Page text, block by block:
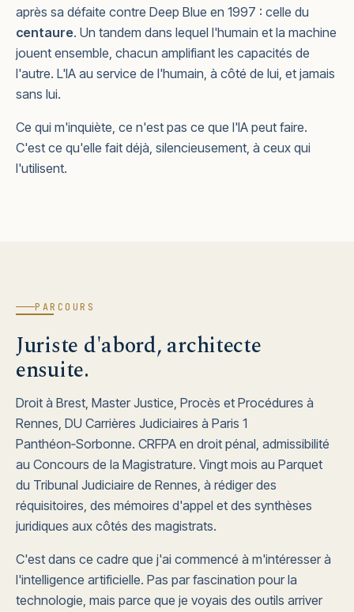
après sa défaite contre Deep Blue en 1997 : celle du
centaure. Un tandem dans lequel l'humain et la machine
jouent ensemble, chacun amplifiant les capacités de
l'autre. L'IA au service de l'humain, à côté de lui, et jamais
sans lui.
Ce qui m'inquiète, ce n'est pas ce que l'IA peut faire.
C'est ce qu'elle fait déjà, silencieusement, à ceux qui
l'utilisent.
PARCOURS
Juriste d'abord, architecte
ensuite.
Droit à Brest, Master Justice, Procès et Procédures à
Rennes, DU Carrières Judiciaires à Paris 1
Panthéon‑Sorbonne. CRFPA en droit pénal, admissibilité
au Concours de la Magistrature. Vingt mois au Parquet
du Tribunal Judiciaire de Rennes, à rédiger des
réquisitoires, des mémoires d'appel et des synthèses
juridiques aux côtés des magistrats.
C'est dans ce cadre que j'ai commencé à m'intéresser à
l'intelligence artificielle. Pas par fascination pour la
technologie, mais parce que je voyais des outils arriver